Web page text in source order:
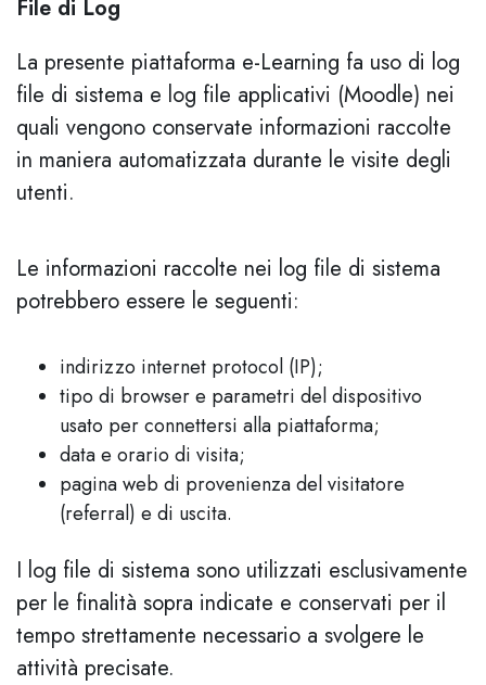
File di Log
La presente piattaforma e-Learning fa uso di log
file di sistema e log file applicativi (Moodle) nei
quali vengono conservate informazioni raccolte
in maniera automatizzata durante le visite degli
utenti.
Le informazioni raccolte nei log file di sistema
potrebbero essere le seguenti:
indirizzo internet protocol (IP);
tipo di browser e parametri del dispositivo
usato per connettersi alla piattaforma;
data e orario di visita;
pagina web di provenienza del visitatore
(referral) e di uscita.
I log file di sistema sono utilizzati esclusivamente
per le finalità sopra indicate e conservati per il
tempo strettamente necessario a svolgere le
attività precisate.